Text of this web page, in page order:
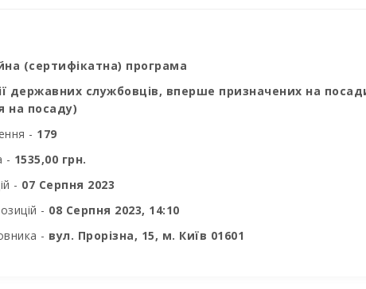
(сертифікатна) програма
державних службовців, вперше призначених на
на посаду)
- 179
- 1535,00 грн.
- 07 Серпня 2023
- 08 Серпня 2023, 14:10
- вул. Прорізна, 15, м. Київ 01601